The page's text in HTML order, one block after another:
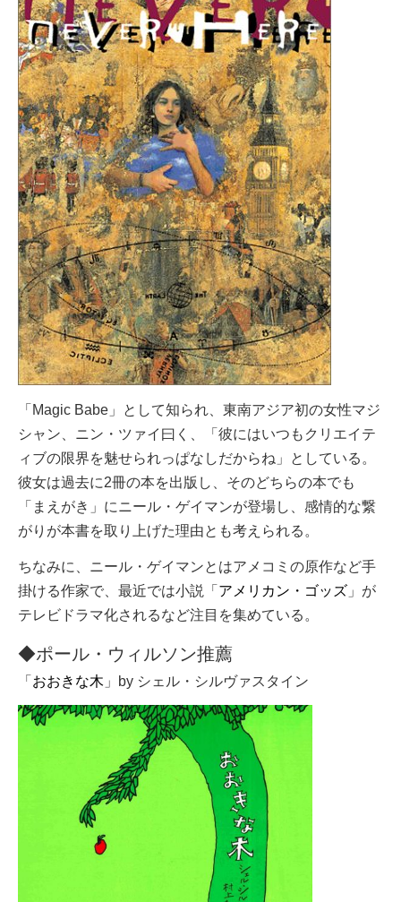
「Magic Babe」として知られ、東南アジア初の女性マジ
シャン、ニン・ツァイ曰く、「彼にはいつもクリエイテ
ィブの限界を魅せられっぱなしだからね」としている。
彼女は過去に2冊の本を出版し、そのどちらの本でも
「まえがき」にニール・ゲイマンが登場し、感情的な繋
がりが本書を取り上げた理由とも考えられる。
ちなみに、ニール・ゲイマンとはアメコミの原作など手
掛ける作家で、最近では小説「 アメリカン・ゴッズ 」が
テレビドラマ化されるなど注目を集めている。
◆ポール・ウィルソン推薦
「 おおきな木 」by シェル・シルヴァスタイン